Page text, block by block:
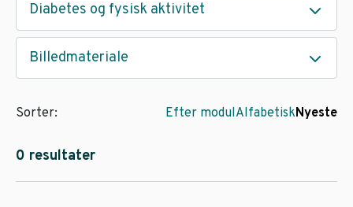
Diabetes og fysisk aktivitet
Billedmateriale
0 resultater
Sorter: Efter modulAlfabetiskNyeste